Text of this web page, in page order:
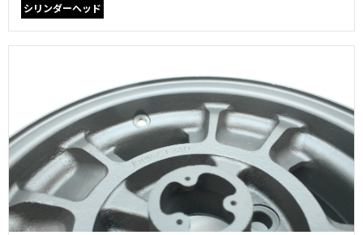
シリンダーヘッド